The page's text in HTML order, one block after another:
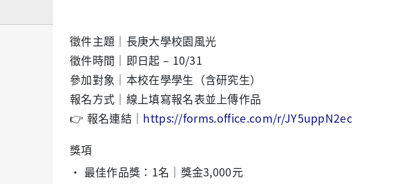
徵件主題｜長庚大學校園風光
徵件時間｜即日起 – 10/31
參加對象｜本校在學學生（含研究生）
報名方式｜線上填寫報名表並上傳作品
👉 報名連結｜ https://forms.office.com/r/JY5uppN2ec
獎項
• 最佳作品獎：1名｜獎金3,000元